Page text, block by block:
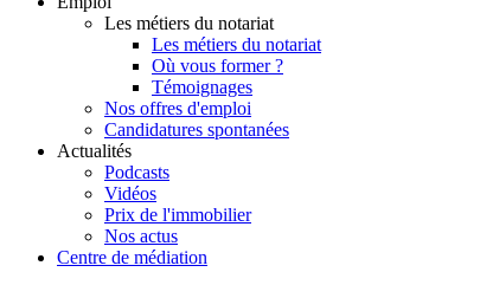
Les métiers du notariat
Les métiers du notariat
Où vous former ?
Témoignages
Nos offres d'emploi
Candidatures spontanées
Actualités
Podcasts
Vidéos
Prix de l'immobilier
Nos actus
Centre de médiation